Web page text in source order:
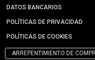
DATOS BANCARIOS
POLÍTICAS DE PRIVACIDAD
POLÍTICAS DE COOKIES
ARREPENTIMIENTO DE